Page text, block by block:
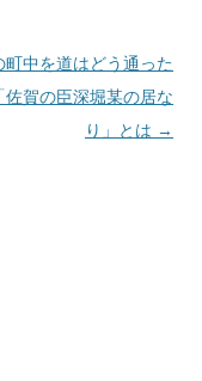
町中を道はどう通った
佐賀の臣深堀某の居な
り」とは →